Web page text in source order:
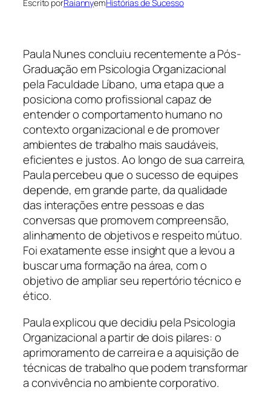
Escrito porRaiannyemHistórias de Sucesso
Paula Nunes concluiu recentemente a Pós-
Graduação em Psicologia Organizacional
pela Faculdade Líbano, uma etapa que a
posiciona como profissional capaz de
entender o comportamento humano no
contexto organizacional e de promover
ambientes de trabalho mais saudáveis,
eficientes e justos. Ao longo de sua carreira,
Paula percebeu que o sucesso de equipes
depende, em grande parte, da qualidade
das interações entre pessoas e das
conversas que promovem compreensão,
alinhamento de objetivos e respeito mútuo.
Foi exatamente esse insight que a levou a
buscar uma formação na área, com o
objetivo de ampliar seu repertório técnico e
ético.
Paula explicou que decidiu pela Psicologia
Organizacional a partir de dois pilares: o
aprimoramento de carreira e a aquisição de
técnicas de trabalho que podem transformar
a convivência no ambiente corporativo.